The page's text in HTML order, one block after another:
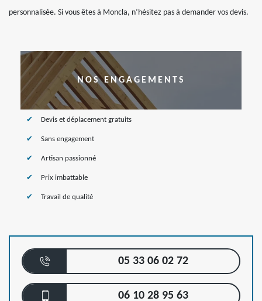
personnalisée. Si vous êtes à Moncla, n’hésitez pas à demander vos devis.
NOS ENGAGEMENTS
Devis et déplacement gratuits
Sans engagement
Artisan passionné
Prix imbattable
Travail de qualité
05 33 06 02 72
06 10 28 95 63